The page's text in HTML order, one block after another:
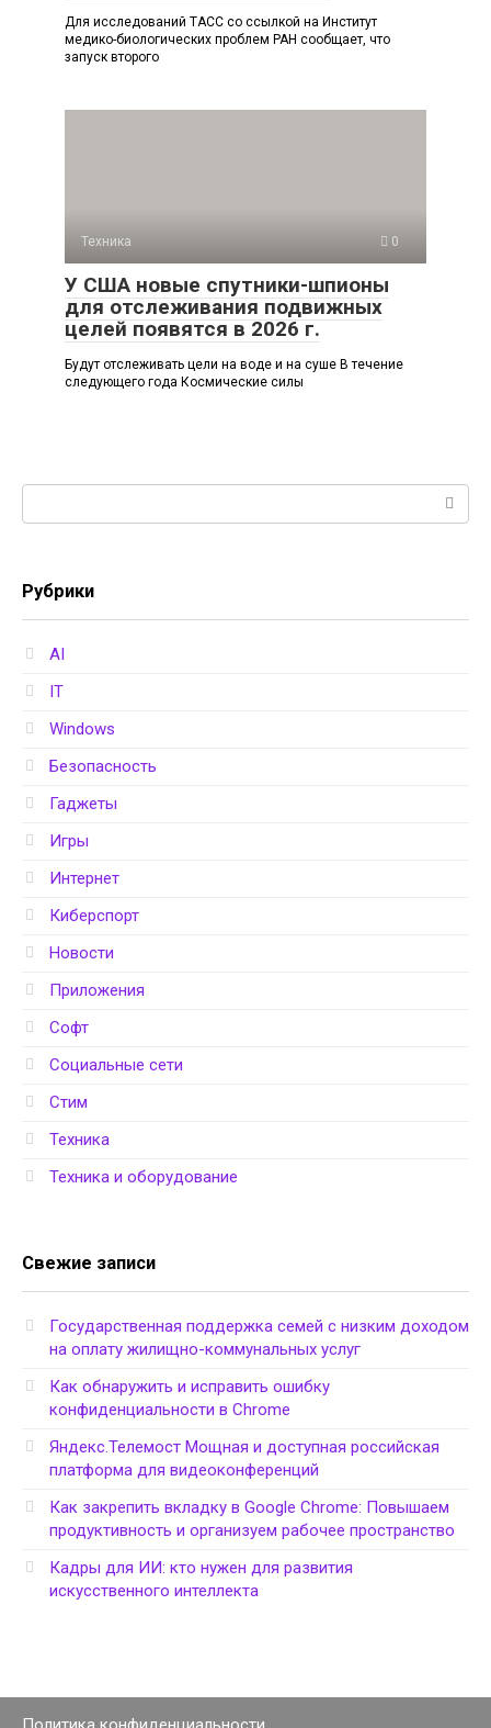
Для исследований ТАСС со ссылкой на Институт
медико-биологических проблем РАН сообщает, что
запуск второго
Техника 0
У США новые спутники-шпионы
для отслеживания подвижных
целей появятся в 2026 г.
Будут отслеживать цели на воде и на суше В течение
следующего года Космические силы
Рубрики
AI
IT
Windows
Безопасность
Гаджеты
Игры
Интернет
Киберспорт
Новости
Приложения
Софт
Социальные сети
Стим
Техника
Техника и оборудование
Свежие записи
Государственная поддержка семей с низким доходом
на оплату жилищно-коммунальных услуг
Как обнаружить и исправить ошибку
конфиденциальности в Chrome
Яндекс.Телемост Мощная и доступная российская
платформа для видеоконференций
Как закрепить вкладку в Google Chrome: Повышаем
продуктивность и организуем рабочее пространство
Кадры для ИИ: кто нужен для развития
искусственного интеллекта